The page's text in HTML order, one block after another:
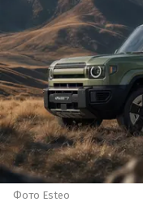
Фото Esteo